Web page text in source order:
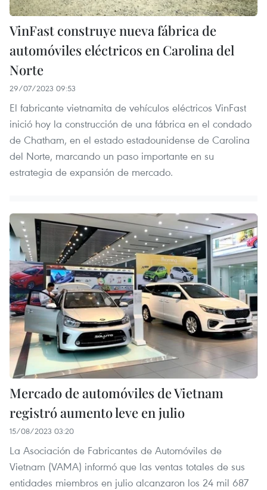
VinFast construye nueva fábrica de
automóviles eléctricos en Carolina del
Norte
29/07/2023 09:53
El fabricante vietnamita de vehículos eléctricos VinFast
inició hoy la construcción de una fábrica en el condado
de Chatham, en el estado estadounidense de Carolina
del Norte, marcando un paso importante en su
estrategia de expansión de mercado.
Mercado de automóviles de Vietnam
registró aumento leve en julio
15/08/2023 03:20
La Asociación de Fabricantes de Automóviles de
Vietnam (VAMA) informó que las ventas totales de sus
entidades miembros en julio alcanzaron los 24 mil 687